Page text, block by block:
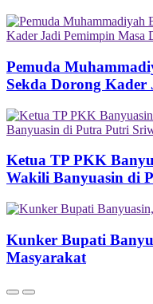
Pemuda
Sekda Dorong Kader
Ketua TP PKK
Wakili Banyuasin di
Kunker Bupati
Masyarakat